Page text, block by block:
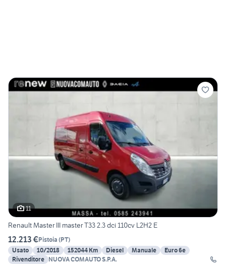
11
Renault Master III master T33 2.3 dci 110cv L2H2 E
12.213 €Pistoia (PT)
Usato
10/2018 152044 Km Diesel Manuale
Euro 6e
Rivenditore NUOVA COMAUTO S.P.A.